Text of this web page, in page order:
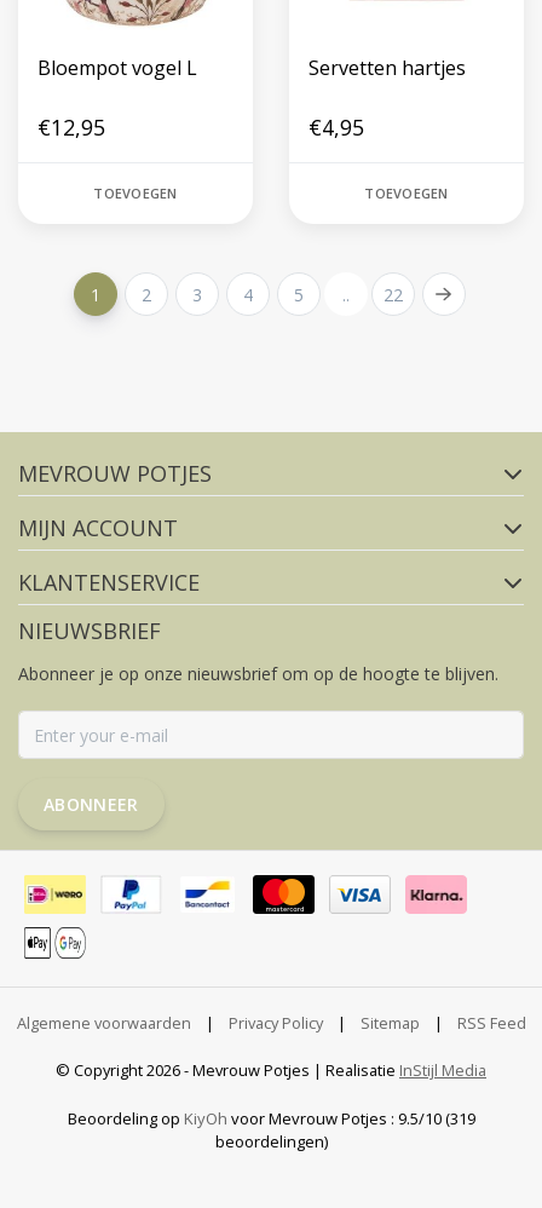
Bloempot vogel L
€12,95
TOEVOEGEN
Servetten hartjes
€4,95
TOEVOEGEN
1 2 3 4 5 .. 22
FACEBOOK
MEVROUW POTJES
MIJN ACCOUNT
KLANTENSERVICE
NIEUWSBRIEF
Abonneer je op onze nieuwsbrief om op de hoogte te blijven.
ABONNEER
Algemene voorwaarden | Privacy Policy | Sitemap | RSS Feed
© Copyright 2026 - Mevrouw Potjes | Realisatie InStijl Media
Beoordeling op KiyOh voor Mevrouw Potjes : 9.5/10 (319
beoordelingen)